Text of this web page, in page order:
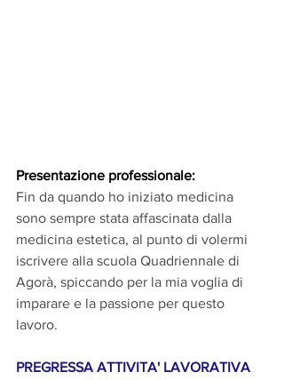
Presentazione professionale:
Fin da quando ho iniziato medicina
sono sempre stata affascinata dalla
medicina estetica, al punto di volermi
iscrivere alla scuola Quadriennale di
Agorà, spiccando per la mia voglia di
imparare e la passione per questo
lavoro.
PREGRESSA ATTIVITA' LAVORATIVA